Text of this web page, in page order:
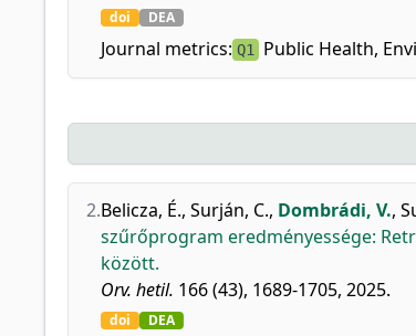
doi DEA
Journal metrics: Q1 Public Health,
2.Belicza, É., Surján, C., Dombrádi, V.,
szűrőprogram eredményessége:
között.
Orv. hetil. 166 (43), 1689-1705, 2025.
doi DEA